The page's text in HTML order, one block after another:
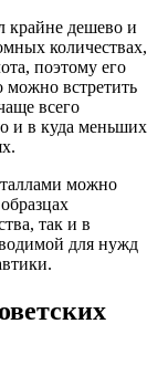
крайне дешево и
количествах,
поэтому его
можно встретить
всего
и в куда меньших
можно
так и в
для нужд